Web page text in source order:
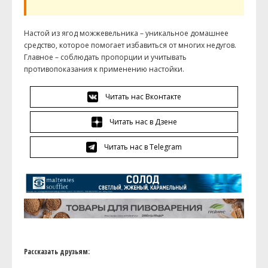
Настой из ягод можжевельника – уникальное домашнее
средство, которое помогает избавиться от многих недугов.
Главное – соблюдать пропорции и учитывать
противопоказания к применению настойки.
Читать нас Вконтакте
Читать нас в Дзене
Читать нас в Telegram
Рассказать друзьям: